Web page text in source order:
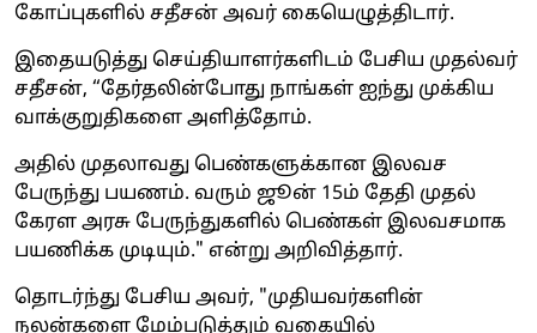
கோப்புகளில் சதீசன் அவர் கையெழுத்திடார்.
இதையடுத்து செய்தியாளர்களிடம் பேசிய முதல்வர்
சதீசன், “தேர்தலின்போது நாங்கள் ஐந்து முக்கிய
வாக்குறுதிகளை அளித்தோம்.
அதில் முதலாவது பெண்களுக்கான இலவச
பேருந்து பயணம். வரும் ஜூன் 15ம் தேதி முதல்
கேரள அரசு பேருந்துகளில் பெண்கள் இலவசமாக
பயணிக்க முடியும்." என்று அறிவித்தார்.
தொடர்ந்து பேசிய அவர், "முதியவர்களின்
நலன்களை மேம்படுத்தும் வகையில்